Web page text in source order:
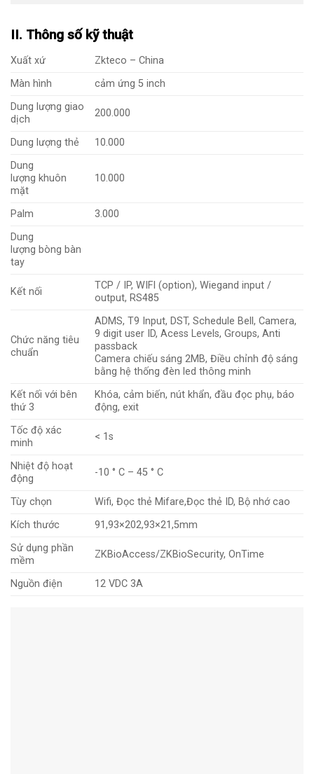
II. Thông số kỹ thuật
Xuất xứ
Zkteco – China
Màn hình
cảm ứng 5 inch
Dung lượng giao
dịch
200.000
Dung lượng thẻ
10.000
Dung
lượng khuôn
mặt
10.000
Palm
3.000
Dung
lượng bòng bàn
tay
Kết nối
TCP / IP, WIFI (option), Wiegand input /
output, RS485
Chức năng tiêu
chuẩn
ADMS, T9 Input, DST, Schedule Bell, Camera,
9 digit user ID, Acess Levels, Groups, Anti
passback
Camera chiếu sáng 2MB, Điều chỉnh độ sáng
bằng hệ thống đèn led thông minh
Kết nối với bên
thứ 3
Khóa, cảm biến, nút khẩn, đầu đọc phụ, báo
động, exit
Tốc độ xác
minh
< 1s
Nhiệt độ hoạt
động
-10 ° C – 45 ° C
Tùy chọn
Wifi, Đọc thẻ Mifare,Đọc thẻ ID, Bộ nhớ cao
Kích thước
91,93×202,93×21,5mm
Sử dụng phần
mềm
ZKBioAccess/ZKBioSecurity, OnTime
Nguồn điện 12 VDC 3A